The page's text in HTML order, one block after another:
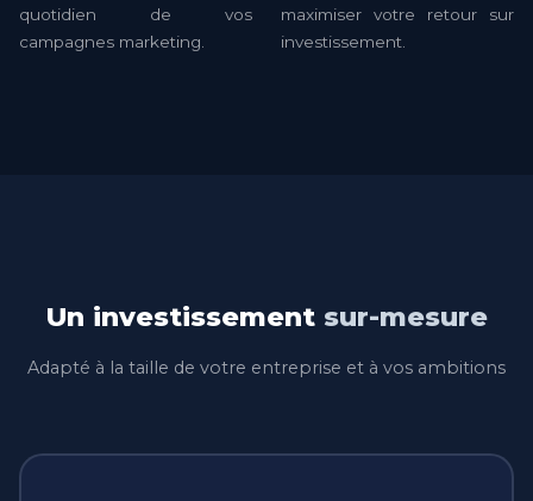
quotidien de vos
campagnes marketing.
maximiser votre retour sur
investissement.
Un investissement sur-mesure
Adapté à la taille de votre entreprise et à vos ambitions